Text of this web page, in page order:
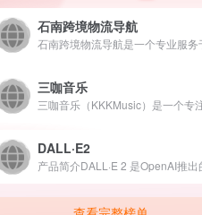
石南跨境物流导航
三咖音乐
DALL·E2